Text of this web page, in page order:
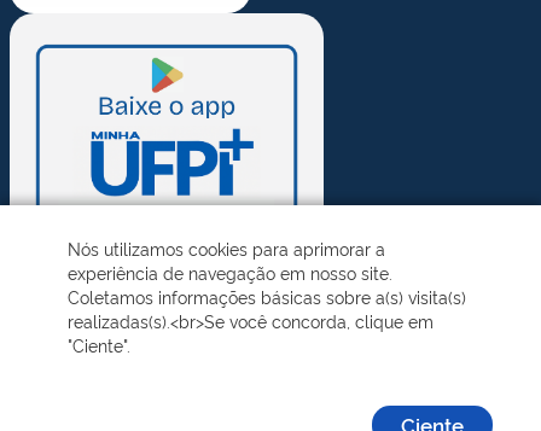
Nós utilizamos cookies para aprimorar a
experiência de navegação em nosso site.
Coletamos informações básicas sobre a(s) visita(s)
realizadas(s).<br>Se você concorda, clique em
"Ciente".
Ciente